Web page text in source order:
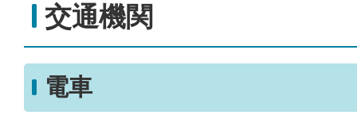
交通機関
電車